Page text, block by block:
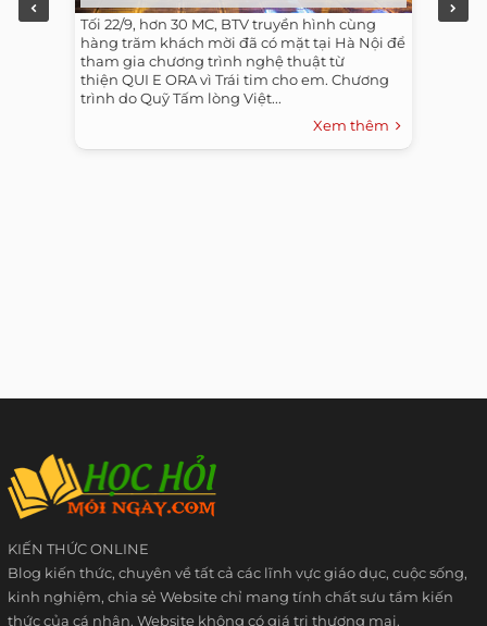
Tối 22/9, hơn 30 MC, BTV truyền hình cùng
hàng trăm khách mời đã có mặt tại Hà Nội để
tham gia chương trình nghệ thuật từ
thiện QUI E ORA vì Trái tim cho em. Chương
trình do Quỹ Tấm lòng Việt...
Xem thêm
KIẾN THỨC ONLINE
Blog kiến thức, chuyên về tất cả các lĩnh vực giáo dục, cuộc sống,
kinh nghiệm, chia sẻ Website chỉ mang tính chất sưu tầm kiến
thức của cá nhân. Website không có giá trị thương mại.